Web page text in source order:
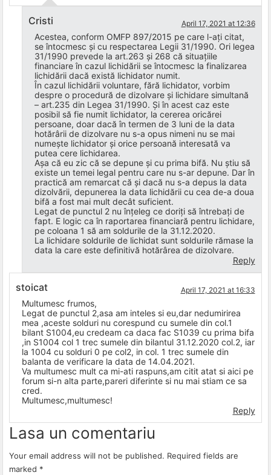
Cristi April 17, 2021 at 12:36
Acestea, conform OMFP 897/2015 pe care l-ați citat,
se întocmesc și cu respectarea Legii 31/1990. Ori legea
31/1990 prevede la art.263 și 268 că situațiile
financiare în cazul lichidării se întocmesc la finalizarea
lichidării dacă există lichidator numit.
În cazul lichidării voluntare, fără lichidator, vorbim
despre o procedură de dizolvare și lichidare simultană
– art.235 din Legea 31/1990. Și în acest caz este
posibil să fie numit lichidator, la cererea oricărei
persoane, doar dacă în termen de 3 luni de la data
hotărârii de dizolvare nu s-a opus nimeni nu se mai
numește lichidator și orice persoană interesată va
putea cere lichidarea.
Așa că eu zic că se depune și cu prima bifă. Nu știu să
existe un temei legal pentru care nu s-ar depune. Dar în
practică am remarcat că și dacă nu s-a depus la data
dizolvării, depunerea la data lichidării cu cea de-a doua
bifă a fost mai mult decât suficient.
Legat de punctul 2 nu înțeleg ce doriți să întrebați de
fapt. E logic ca în raportarea financiară pentru lichidare,
pe coloana 1 să am soldurile de la 31.12.2020.
La lichidare soldurile de lichidat sunt soldurile rămase la
data la care este definitivă hotărârea de dizolvare.
Reply
stoicat April 17, 2021 at 16:33
Multumesc frumos,
Legat de punctul 2,asa am inteles si eu,dar nedumirirea
mea ,aceste solduri nu corespund cu sumele din col.1
bilant S1004,eu credeam ca daca fac S1039 cu prima bifa
,in S1004 col 1 trec sumele din bilantul 31.12.2020 col.2, iar
la 1004 cu solduri 0 pe col2, in col. 1 trec sumele din
balanta de verificare la data de 14.04.2021.
Va multumesc mult ca mi-ati raspuns,am citit atat si aici pe
forum si-n alta parte,pareri diferinte si nu mai stiam ce sa
cred.
Multumesc,multumesc!
Reply
Lasa un comentariu
Your email address will not be published. Required fields are
marked *